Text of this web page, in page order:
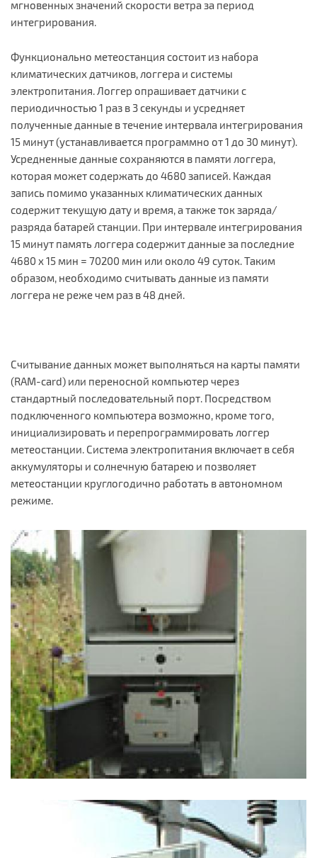
мгновенных значений скорости ветра за период
интегрирования.
Функционально метеостанция состоит из набора
климатических датчиков, логгера и системы
электропитания. Логгер опрашивает датчики с
периодичностью 1 раз в 3 секунды и усредняет
полученные данные в течение интервала интегрирования
15 минут (устанавливается программно от 1 до 30 минут).
Усредненные данные сохраняются в памяти логгера,
которая может содержать до 4680 записей. Каждая
запись помимо указанных климатических данных
содержит текущую дату и время, а также ток заряда/
разряда батарей станции. При интервале интегрирования
15 минут память логгера содержит данные за последние
4680 x 15 мин = 70200 мин или около 49 суток. Таким
образом, необходимо считывать данные из памяти
логгера не реже чем раз в 48 дней.
Считывание данных может выполняться на карты памяти
(RAM-card) или переносной компьютер через
стандартный последовательный порт. Посредством
подключенного компьютера возможно, кроме того,
инициализировать и перепрограммировать логгер
метеостанции. Система электропитания включает в себя
аккумуляторы и солнечную батарею и позволяет
метеостанции круглогодично работать в автономном
режиме.